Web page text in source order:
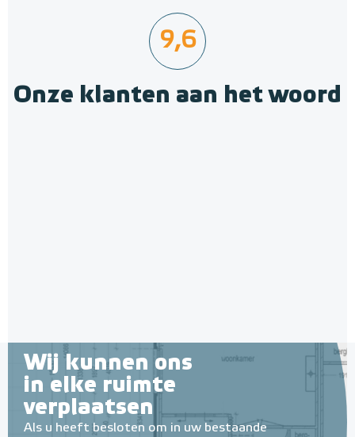
9,6
Onze klanten aan het woord
Wij kunnen ons
in elke ruimte
verplaatsen
Als u heeft besloten om in uw bestaande